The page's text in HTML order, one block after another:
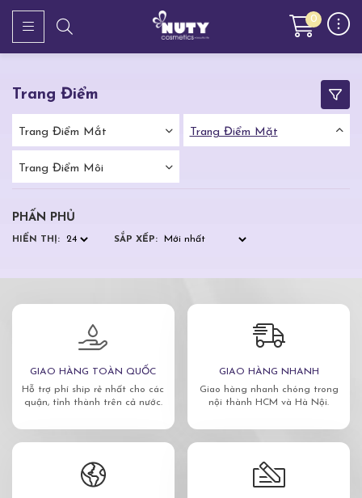
0
Trang Điểm
Trang Điểm Mắt Trang Điểm Mặt
Trang Điểm Môi
PHẤN PHỦ
HIỂN THỊ: SẮP XẾP:
GIAO HÀNG TOÀN QUỐC
Hỗ trợ phí ship rẻ nhất cho các
quận, tỉnh thành trên cả nước.
GIAO HÀNG NHANH
Giao hàng nhanh chóng trong
nội thành HCM và Hà Nội.